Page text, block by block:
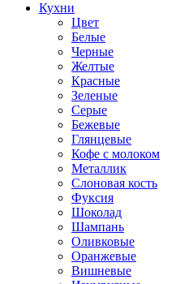
Кухни
Цвет
Белые
Черные
Желтые
Красные
Зеленые
Серые
Бежевые
Глянцевые
Кофе с молоком
Металлик
Слоновая кость
Фуксия
Шоколад
Шампань
Оливковые
Оранжевые
Вишневые